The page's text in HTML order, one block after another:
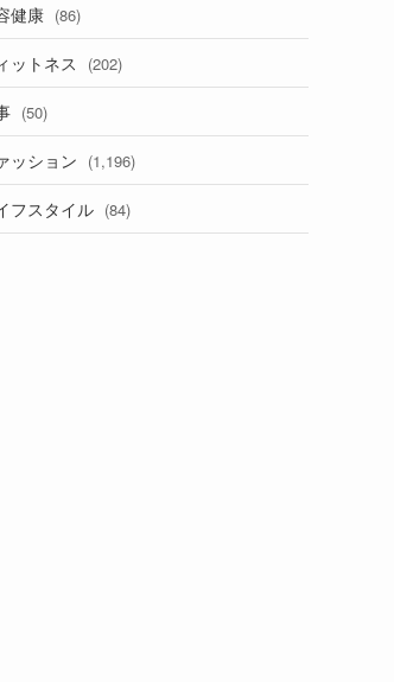
健康 (86)
ットネス (202)
(50)
ッション (1,196)
フスタイル (84)